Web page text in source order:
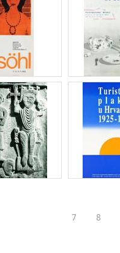
7 8